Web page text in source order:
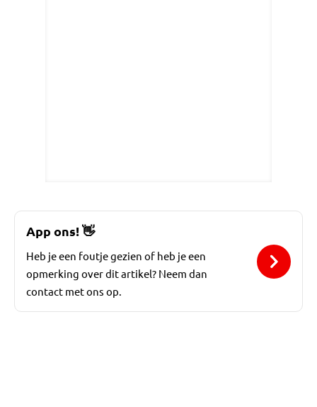
App ons!👋
Heb je een foutje gezien of heb je een
opmerking over dit artikel? Neem dan
contact met ons op.